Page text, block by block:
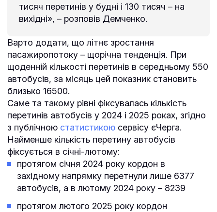
тисяч перетинів у будні і 130 тисяч – на
вихідні», – розповів Демченко.
Варто додати, що літнє зростання
пасажиропотоку – щорічна тенденція. При
щоденній кількості перетинів в середньому 550
автобусів, за місяць цей показник становить
близько 16500.
Саме та такому рівні фіксувалась кількість
перетинів автобусів у 2024 і 2025 роках, згідно
з публічною статистикою сервісу єЧерга.
Найменше кількість перетину автобусів
фіксується в січні-лютому:
протягом січня 2024 року кордон в
західному напрямку перетнули лише 6377
автобусів, а в лютому 2024 року – 8239
протягом лютого 2025 року кордон